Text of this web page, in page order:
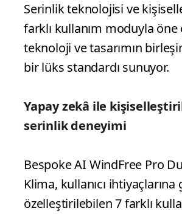
Serinlik teknolojisi ve
farklı kullanım moduyla öne
teknoloji ve tasarımın
bir lüks standardı sunuyor.
Yapay zekâ ile
serinlik deneyimi
Bespoke AI WindFree Pro
Klima, kullanıcı ihtiyaçlarına
özelleştirilebilen 7 farklı